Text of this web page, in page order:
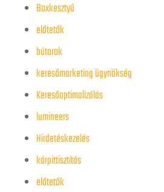
Boxkesztyű
előtetők
bútorok
keresőmarketing ügynökség
Keresőoptimalizálás
lumineers
Hirdetéskezelés
kárpittisztítás
előtetők